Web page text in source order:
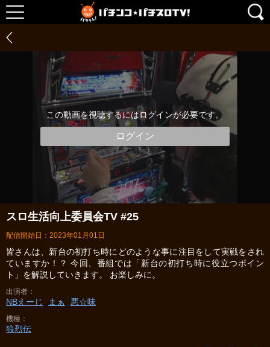
この動画を視聴するにはログインが必要です。
ログイン
スロ生活向上委員会TV #25
配信開始日：2023年01月01日
皆さんは、新台の初打ち時にどのような事に注目をして実戦をされ
ていますか！？ 今回、番組では「新台の初打ち時に役立つポイン
ト」を解説していきます。 お楽しみに。
出演者
NBえーじ まぁ 悪☆味
機種
狼烈伝